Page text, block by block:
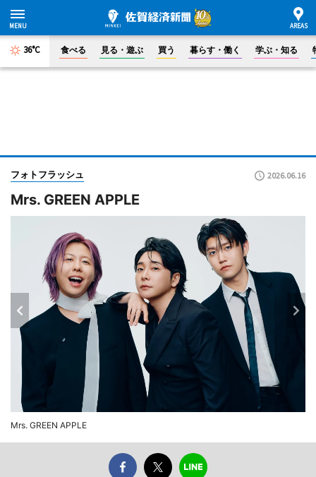
36°C 食べる 見る・遊ぶ 買う 暮らす・働く 学ぶ・知る
フォトフラッシュ 2026.06.16
Mrs. GREEN APPLE
Mrs. GREEN APPLE